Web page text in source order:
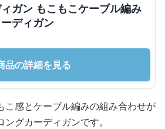
ガン もこもこケーブル編み
ディガン
品の詳細を見る
こ感とケーブル編みの組み合わせが
グカーディガンです。